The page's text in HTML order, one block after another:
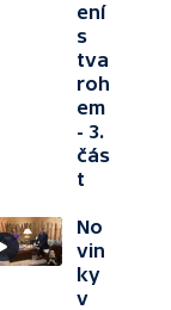
ení
s
tva
roh
em
- 3.
čás
t
No
vin
ky
v